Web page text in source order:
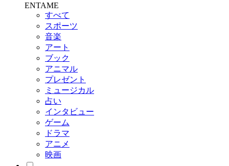
ENTAME
すべて
スポーツ
音楽
アート
ブック
アニマル
プレゼント
ミュージカル
占い
インタビュー
ゲーム
ドラマ
アニメ
映画